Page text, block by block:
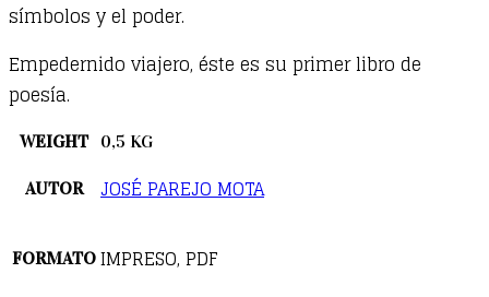
símbolos y el poder.
Empedernido viajero, éste es su primer libro de
poesía.
WEIGHT 0,5 KG
AUTOR JOSÉ PAREJO MOTA
FORMATO IMPRESO, PDF